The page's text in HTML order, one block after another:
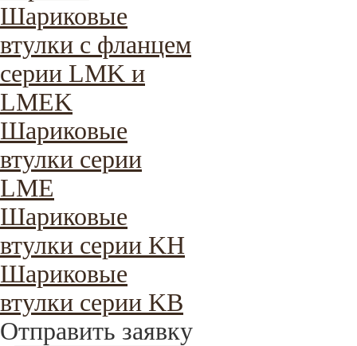
Шариковые
втулки с фланцем
серии LMK и
LMEK
Шариковые
втулки серии
LME
Шариковые
втулки серии KH
Шариковые
втулки серии KB
Отправить заявку